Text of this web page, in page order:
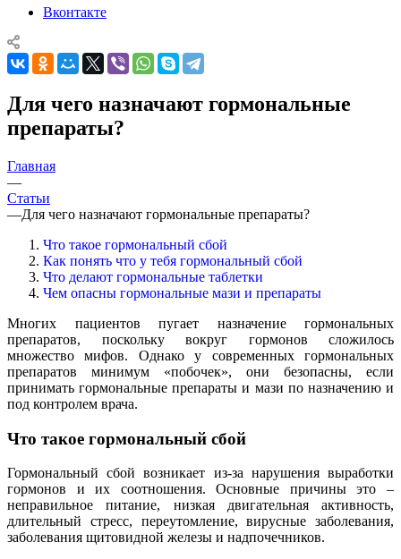
Вконтакте
Для чего назначают гормональные
препараты?
Главная
—
Статьи
—Для чего назначают гормональные препараты?
Что такое гормональный сбой
Как понять что у тебя гормональный сбой
Что делают гормональные таблетки
Чем опасны гормональные мази и препараты
Многих пациентов пугает назначение гормональных
препаратов, поскольку вокруг гормонов сложилось
множество мифов. Однако у современных гормональных
препаратов минимум «побочек», они безопасны, если
принимать гормональные препараты и мази по назначению и
под контролем врача.
Что такое гормональный сбой
Гормональный сбой возникает из-за нарушения выработки
гормонов и их соотношения. Основные причины это –
неправильное питание, низкая двигательная активность,
длительный стресс, переутомление, вирусные заболевания,
заболевания щитовидной железы и надпочечников.